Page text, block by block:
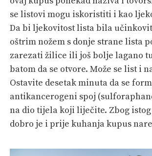
se listovi mogu iskoristiti i kao
Da bi ljekovitost lista bila
oštrim nožem s donje strane lista
zarezati žilice ili još bolje lagano
batom da se otvore. Može se list i
Ostavite desetak minuta da se
antikancerogeni spoj
na dio tijela koji liječite. Zbog
dobro je i prije kuhanja kupus